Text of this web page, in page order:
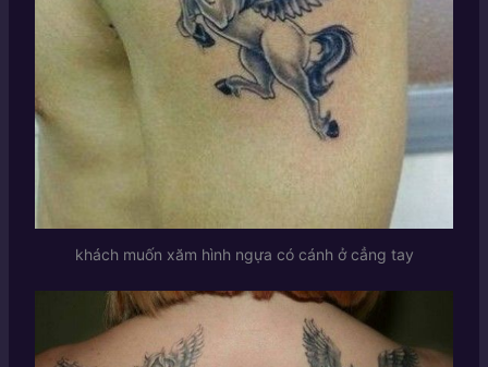
khách muốn xăm hình ngựa có cánh ở cẳng tay